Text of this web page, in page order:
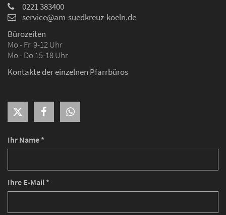
Ihr Name *
Ihre E-Mail *
0221 383400
service@am-suedkreuz-koeln.de
Bürozeiten
Mo - Fr 9-12 Uhr
Mo - Do 15-18 Uhr
Kontakte der einzelnen Pfarrbüros